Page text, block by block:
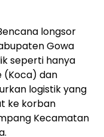
longsor
Gowa
seperti hanya
(Koca) dan
logistik yang
ke korban
Kecamatan